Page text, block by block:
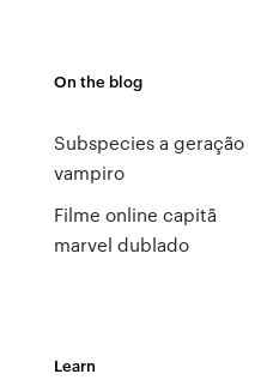
On the blog
Subspecies a geração
vampiro
Filme online capitã
marvel dublado
Learn